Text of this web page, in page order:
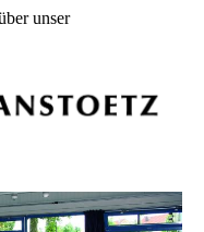
unser